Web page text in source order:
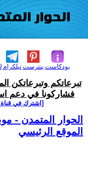
تيلكرامبنترست بودكاست
تبرعاتكم وتبرعاتكن
فشاركونا في دعم
[اشترك في قناة
الحوار المتمدن -
الموقع الرئيسي